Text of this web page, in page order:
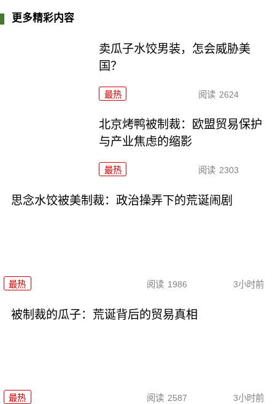
更多精彩内容
卖瓜子水饺男装，怎会威胁美
国？
最热 阅读 2624
北京烤鸭被制裁：欧盟贸易保护
与产业焦虑的缩影
最热 阅读 2303
思念水饺被美制裁：政治操弄下的荒诞闹剧
最热 阅读 1986 3小时前
被制裁的瓜子：荒诞背后的贸易真相
最热 阅读 2587 3小时前